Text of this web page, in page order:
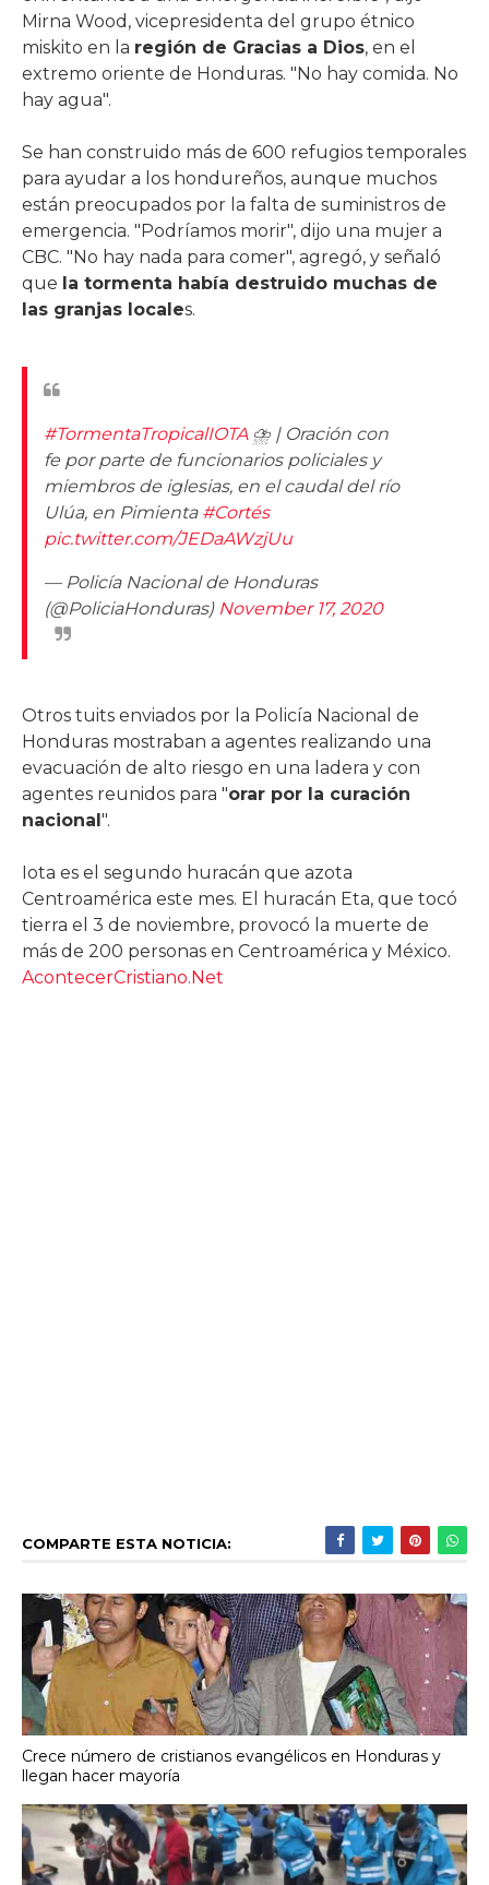
Mirna Wood, vicepresidenta del grupo étnico
miskito en la región de Gracias a Dios, en el
extremo oriente de Honduras. "No hay comida. No
hay agua".
Se han construido más de 600 refugios temporales
para ayudar a los hondureños, aunque muchos
están preocupados por la falta de suministros de
emergencia. "Podríamos morir", dijo una mujer a
CBC. "No hay nada para comer", agregó, y señaló
que la tormenta había destruido muchas de
las granjas locales.
#TormentaTropicalIOTA⛈ | Oración con
fe por parte de funcionarios policiales y
miembros de iglesias, en el caudal del río
Ulúa, en Pimienta #Cortés
pic.twitter.com/JEDaAWzjUu
— Policía Nacional de Honduras
(@PoliciaHonduras) November 17, 2020
Otros tuits enviados por la Policía Nacional de
Honduras mostraban a agentes realizando una
evacuación de alto riesgo en una ladera y con
agentes reunidos para "orar por la curación
nacional".
Iota es el segundo huracán que azota
Centroamérica este mes. El huracán Eta, que tocó
tierra el 3 de noviembre, provocó la muerte de
más de 200 personas en Centroamérica y México.
AcontecerCristiano.Net
COMPARTE ESTA NOTICIA:
Crece número de cristianos evangélicos en Honduras y
llegan hacer mayoría